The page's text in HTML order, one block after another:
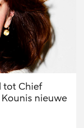
tot Chief
nieuwe